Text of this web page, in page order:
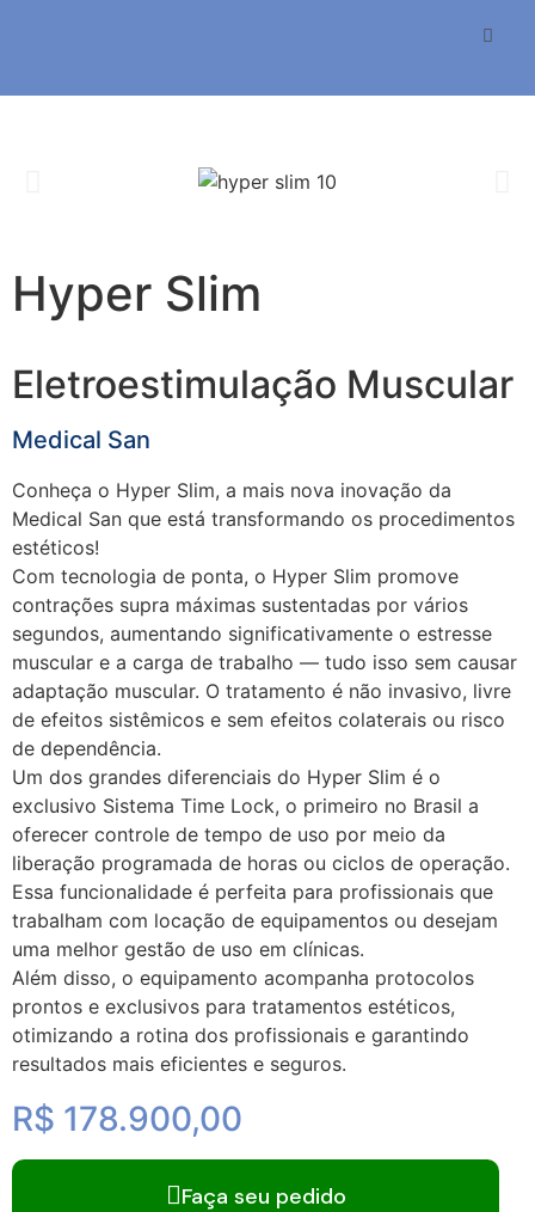
Hyper Slim
Eletroestimulação Muscular
Medical San
Conheça o Hyper Slim, a mais nova inovação da
Medical San que está transformando os procedimentos
estéticos!
Com tecnologia de ponta, o Hyper Slim promove
contrações supra máximas sustentadas por vários
segundos, aumentando significativamente o estresse
muscular e a carga de trabalho — tudo isso sem causar
adaptação muscular. O tratamento é não invasivo, livre
de efeitos sistêmicos e sem efeitos colaterais ou risco
de dependência.
Um dos grandes diferenciais do Hyper Slim é o
exclusivo Sistema Time Lock, o primeiro no Brasil a
oferecer controle de tempo de uso por meio da
liberação programada de horas ou ciclos de operação.
Essa funcionalidade é perfeita para profissionais que
trabalham com locação de equipamentos ou desejam
uma melhor gestão de uso em clínicas.
Além disso, o equipamento acompanha protocolos
prontos e exclusivos para tratamentos estéticos,
otimizando a rotina dos profissionais e garantindo
resultados mais eficientes e seguros.
R$ 178.900,00
Faça seu pedido